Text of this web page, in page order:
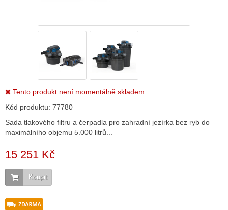
Tento produkt není momentálně skladem
Kód produktu: 77780
Sada tlakového filtru a čerpadla pro zahradní jezírka bez ryb do
maximálního objemu 5.000 litrů...
15 251 Kč
Koupit